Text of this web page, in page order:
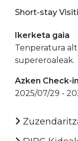
Short-stay
Ikerketa gaia
Tenperatura
supereroaleak.
Azken Check-
2025/07/29 -